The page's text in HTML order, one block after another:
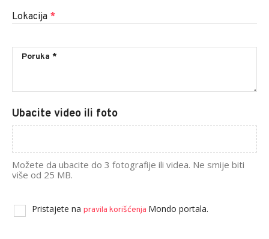
Lokacija *
Ubacite video ili foto
Možete da ubacite do 3 fotografije ili videa. Ne smije biti
više od 25 MB.
Pristajete na pravila korišćenja Mondo portala.